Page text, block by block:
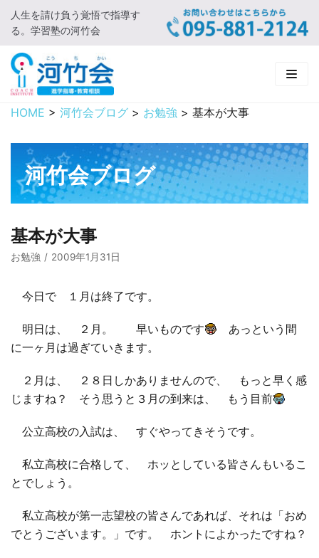
コ
ン
テ
ン
ツ
に
キ
プ
人生を請け負う覚悟で指導す
る。学習塾の河竹会
HOME
新着情報
□ お知らせ
河竹会について
□ 河竹会について
□ 小学部
□ 有料体験指導
実 績
HOME > 河竹会ブログ > お勉強 > 基本が大事
河竹会ブログ
基本が大事
お勉強 2009年1月31日
今日で １月は終了です。
明日は、 ２月。 早いものです
あっという間
に一ヶ月は過ぎていきます。
２月は、 ２８日しかありませんので、 もっと早く感
じますね？ そう思うと３月の到来は、 もう目前
公立高校の入試は、 すぐやってきそうです。
私立高校に合格して、 ホッとしている皆さんもいるこ
とでしょう。
私立高校が第一志望校の皆さんであれば、それは「おめ
でとうございます。」です。 ホントによかったですね？